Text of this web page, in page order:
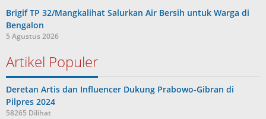
Brigif TP 32/Mangkalihat Salurkan Air Bersih untuk Warga di
Bengalon
5 Agustus 2026
Artikel Populer
Deretan Artis dan Influencer Dukung Prabowo-Gibran di
Pilpres 2024
58265 Dilihat